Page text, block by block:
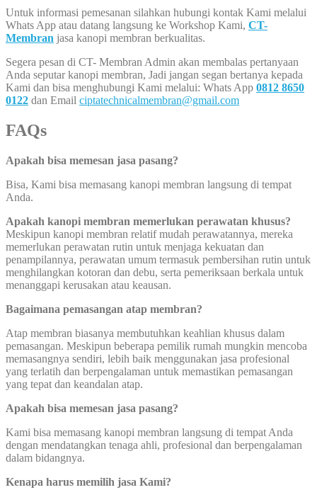
Untuk informasi pemesanan silahkan hubungi kontak Kami melalui
Whats App atau datang langsung ke Workshop Kami, CT-
Membran jasa kanopi membran berkualitas.
Segera pesan di CT- Membran Admin akan membalas pertanyaan
Anda seputar kanopi membran, Jadi jangan segan bertanya kepada
Kami dan bisa menghubungi Kami melalui: Whats App 0812 8650
0122 dan Email ciptatechnicalmembran@gmail.com
FAQs
Apakah bisa memesan jasa pasang?
Bisa, Kami bisa memasang kanopi membran langsung di tempat
Anda.
Apakah kanopi membran memerlukan perawatan khusus?
Meskipun kanopi membran relatif mudah perawatannya, mereka
memerlukan perawatan rutin untuk menjaga kekuatan dan
penampilannya, perawatan umum termasuk pembersihan rutin untuk
menghilangkan kotoran dan debu, serta pemeriksaan berkala untuk
menanggapi kerusakan atau keausan.
Bagaimana pemasangan atap membran?
Atap membran biasanya membutuhkan keahlian khusus dalam
pemasangan. Meskipun beberapa pemilik rumah mungkin mencoba
memasangnya sendiri, lebih baik menggunakan jasa profesional
yang terlatih dan berpengalaman untuk memastikan pemasangan
yang tepat dan keandalan atap.
Apakah bisa memesan jasa pasang?
Kami bisa memasang kanopi membran langsung di tempat Anda
dengan mendatangkan tenaga ahli, profesional dan berpengalaman
dalam bidangnya.
Kenapa harus memilih jasa Kami?